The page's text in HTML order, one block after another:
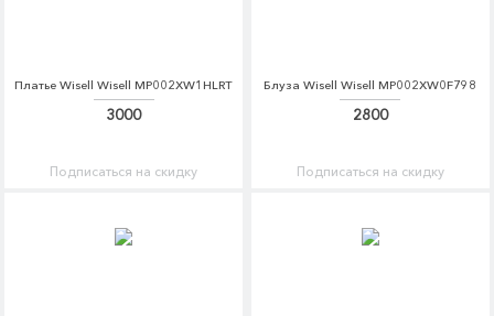
Платье Wisell Wisell MP002XW1HLRT
3000
Подписаться на скидку
Блуза Wisell Wisell MP002XW0F798
2800
Подписаться на скидку